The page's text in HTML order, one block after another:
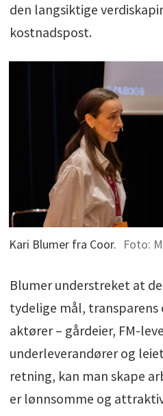
den langsiktige
kostnadspost.
Kari Blumer fra Coor. Foto:
Blumer understreket at
tydelige mål,
aktører – gårdeier, FM-
underleverandører og
retning, kan man skape
er lønnsomme og